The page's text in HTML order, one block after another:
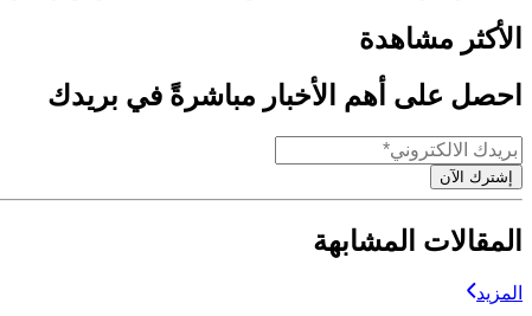
الأكثر مشاهدة
احصل على أهم الأخبار مباشرةً في بريدك
إشترك الآن
المقالات المشابهة
المزيد